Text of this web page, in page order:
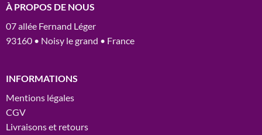
À PROPOS DE NOUS
07 allée Fernand Léger
93160 • Noisy le grand • France
INFORMATIONS
Mentions légales
CGV
Livraisons et retours